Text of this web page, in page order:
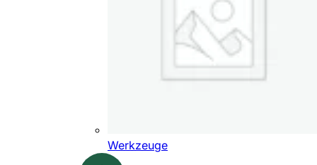
Werkzeuge